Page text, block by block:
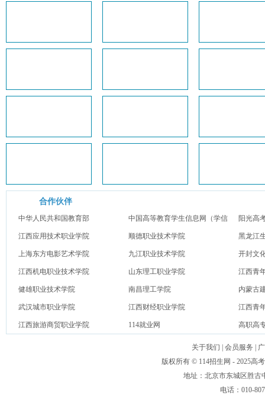
合作伙伴
中华人民共和国教育部 中国高等教育学生信息网（学信
网）
阳光高
江西应用技术职业学院 顺德职业技术学院 黑龙江
上海东方电影艺术学院 九江职业技术学院 开封文
江西机电职业技术学院 山东理工职业学院 江西青
健雄职业技术学院 南昌理工学院 内蒙古
武汉城市职业学院 江西财经职业学院 江西青
江西旅游商贸职业学院 114就业网 高职高
关于我们 | 会员服务 |
版权所有 © 114招生网 - 2025高
地址：北京市东城区胜
电话：010-